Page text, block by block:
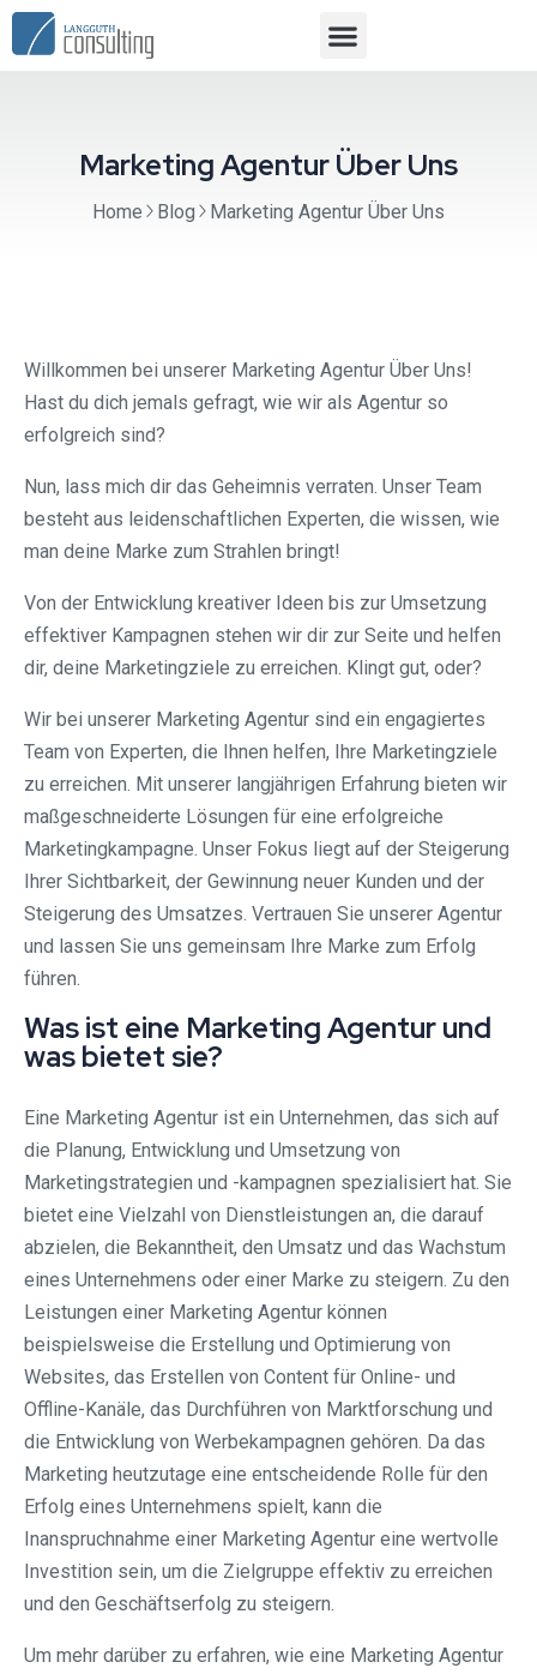
Marketing Agentur Über Uns
Home Blog Marketing Agentur Über Uns
Willkommen bei unserer Marketing Agentur Über Uns!
Hast du dich jemals gefragt, wie wir als Agentur so
erfolgreich sind?
Nun, lass mich dir das Geheimnis verraten. Unser Team
besteht aus leidenschaftlichen Experten, die wissen, wie
man deine Marke zum Strahlen bringt!
Von der Entwicklung kreativer Ideen bis zur Umsetzung
effektiver Kampagnen stehen wir dir zur Seite und helfen
dir, deine Marketingziele zu erreichen. Klingt gut, oder?
Wir bei unserer Marketing Agentur sind ein engagiertes
Team von Experten, die Ihnen helfen, Ihre Marketingziele
zu erreichen. Mit unserer langjährigen Erfahrung bieten wir
maßgeschneiderte Lösungen für eine erfolgreiche
Marketingkampagne. Unser Fokus liegt auf der Steigerung
Ihrer Sichtbarkeit, der Gewinnung neuer Kunden und der
Steigerung des Umsatzes. Vertrauen Sie unserer Agentur
und lassen Sie uns gemeinsam Ihre Marke zum Erfolg
führen.
Was ist eine Marketing Agentur und
was bietet sie?
Eine Marketing Agentur ist ein Unternehmen, das sich auf
die Planung, Entwicklung und Umsetzung von
Marketingstrategien und -kampagnen spezialisiert hat. Sie
bietet eine Vielzahl von Dienstleistungen an, die darauf
abzielen, die Bekanntheit, den Umsatz und das Wachstum
eines Unternehmens oder einer Marke zu steigern. Zu den
Leistungen einer Marketing Agentur können
beispielsweise die Erstellung und Optimierung von
Websites, das Erstellen von Content für Online- und
Offline-Kanäle, das Durchführen von Marktforschung und
die Entwicklung von Werbekampagnen gehören. Da das
Marketing heutzutage eine entscheidende Rolle für den
Erfolg eines Unternehmens spielt, kann die
Inanspruchnahme einer Marketing Agentur eine wertvolle
Investition sein, um die Zielgruppe effektiv zu erreichen
und den Geschäftserfolg zu steigern.
Um mehr darüber zu erfahren, wie eine Marketing Agentur